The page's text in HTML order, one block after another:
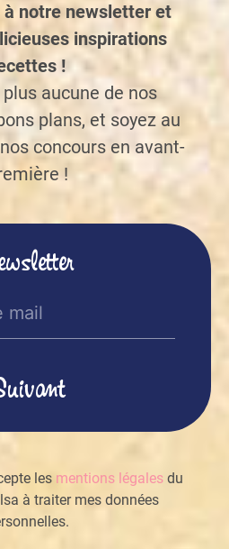
notre newsletter et
inspirations
!
aucune de nos
plans, et soyez au
concours en avant-
!
E-
mail
les mentions légalesdu
à traiter mes données